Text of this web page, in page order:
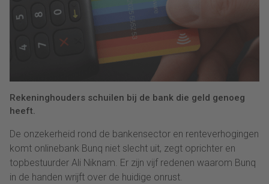
Rekeninghouders schuilen bij de bank die geld genoeg
heeft.
De onzekerheid rond de bankensector en renteverhogingen
komt onlinebank Bunq niet slecht uit, zegt oprichter en
topbestuurder Ali Niknam. Er zijn vijf redenen waarom Bunq
in de handen wrijft over de huidige onrust.